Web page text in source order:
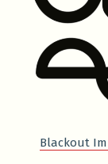
Blackout